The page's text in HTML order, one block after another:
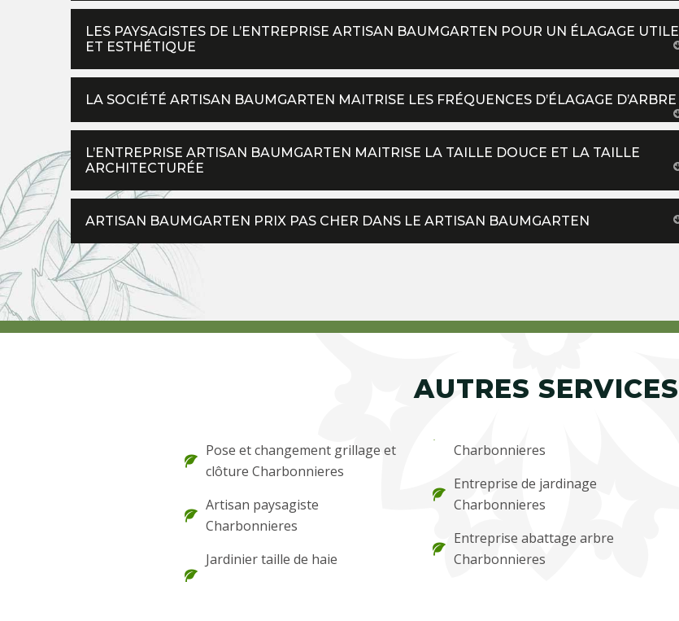
LES PAYSAGISTES DE L’ENTREPRISE ARTISAN BAUMGARTEN POUR UN ÉLAGAGE UTILE
ET ESTHÉTIQUE
LA SOCIÉTÉ ARTISAN BAUMGARTEN MAITRISE LES FRÉQUENCES D’ÉLAGAGE D’ARBRE
L’ENTREPRISE ARTISAN BAUMGARTEN MAITRISE LA TAILLE DOUCE ET LA TAILLE
ARCHITECTURÉE
ARTISAN BAUMGARTEN PRIX PAS CHER DANS LE ARTISAN BAUMGARTEN
AUTRES SERVICES
Pose et changement grillage et
clôture Charbonnieres
Artisan paysagiste
Charbonnieres
Jardinier taille de haie
Charbonnieres
Entreprise de jardinage
Charbonnieres
Entreprise abattage arbre
Charbonnieres